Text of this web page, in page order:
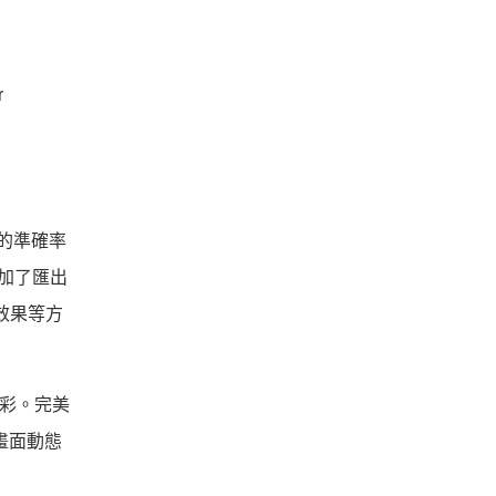
準確率
了匯出
果等方
。完美
面動態